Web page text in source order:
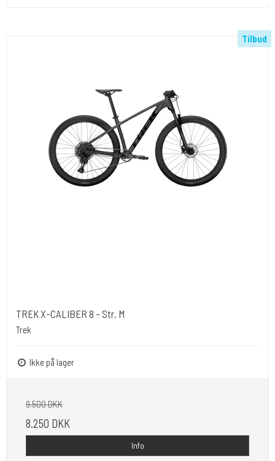
Tilbud
TREK X-CALIBER 8 - Str. M
Trek
Ikke på lager
9.500 DKK
8.250 DKK
Info